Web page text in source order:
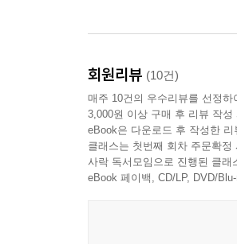
회원리뷰 (10건)
매주 10건의 우수리뷰를 선정
3,000원 이상 구매 후 리뷰 작성
eBook은 다운로드 후 작성한
클래스는 첫번째 회차 주문확
사락 독서모임으로 진행된 클
eBook 페이백, CD/LP, DVD/